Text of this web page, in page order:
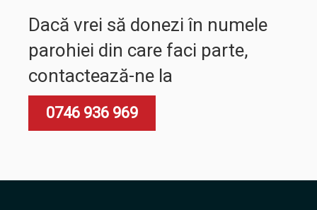
Dacă vrei să donezi în numele
parohiei din care faci parte,
contactează-ne la
0746 936 969